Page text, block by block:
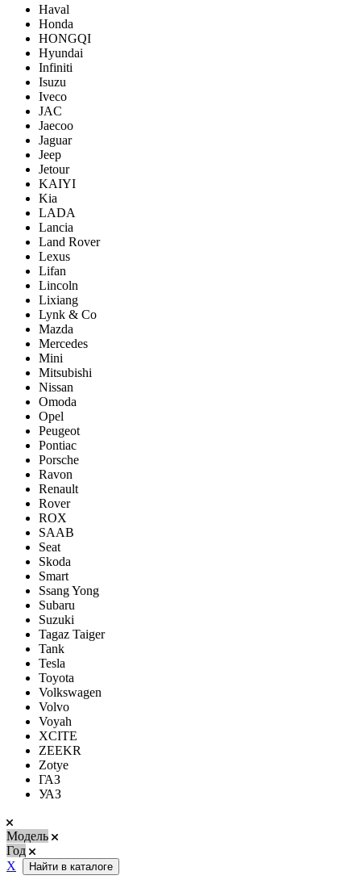
Haval
Honda
HONGQI
Hyundai
Infiniti
Isuzu
Iveco
JAC
Jaecoo
Jaguar
Jeep
Jetour
KAIYI
Kia
LADA
Lancia
Land Rover
Lexus
Lifan
Lincoln
Lixiang
Lynk & Co
Mazda
Mercedes
Mini
Mitsubishi
Nissan
Omoda
Opel
Peugeot
Pontiac
Porsсhe
Ravon
Renault
Rover
ROX
SAAB
Seat
Skoda
Smart
Ssang Yong
Subaru
Suzuki
Tagaz Taiger
Tank
Tesla
Toyota
Volkswagen
Volvo
Voyah
XCITE
ZEEKR
Zotye
ГАЗ
УАЗ
Модель
Год
Х
Найти в каталоге